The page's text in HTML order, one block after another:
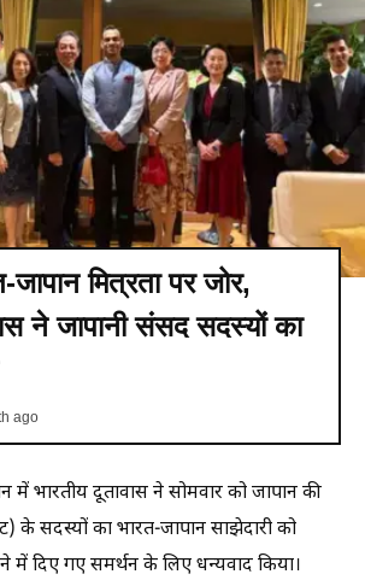
जापान मित्रता पर जोर,
ने जापानी संसद सदस्‍यों का
ago
में भारतीय दूतावास ने सोमवार को जापान की
के सदस्यों का भारत-जापान साझेदारी को
दिए गए समर्थन के लिए धन्यवाद किया।